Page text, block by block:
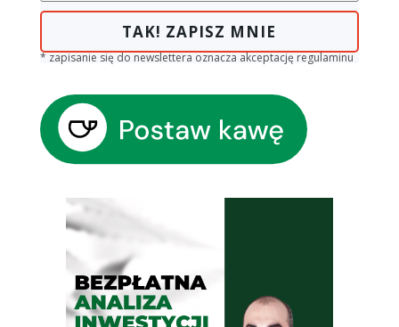
TAK! ZAPISZ MNIE
* zapisanie się do newslettera oznacza akceptację regulaminu